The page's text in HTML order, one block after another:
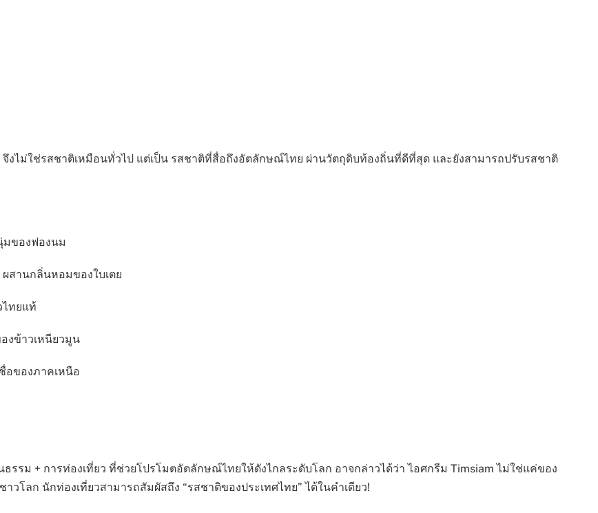
งไม่ใช่รสชาติเหมือนทั่วไป แต่เป็น รสชาติที่สื่อถึงอัตลักษณ์ไทย ผ่านวัตถุดิบท้องถิ่นที่ดีที่สุด และยังสามารถปรับรสชาติ
มของฟองนม
สานกลิ่นหอมของใบเตย
ทยแท้
งข้าวเหนียวมูน
อของภาคเหนือ
รรม + การท่องเที่ยว ที่ช่วยโปรโมตอัตลักษณ์ไทยให้ดังไกลระดับโลก อาจกล่าวได้ว่า ไอศกรีม Timsiam ไม่ใช่แค่ของ
โลก นักท่องเที่ยวสามารถสัมผัสถึง “รสชาติของประเทศไทย” ได้ในคำเดียว!